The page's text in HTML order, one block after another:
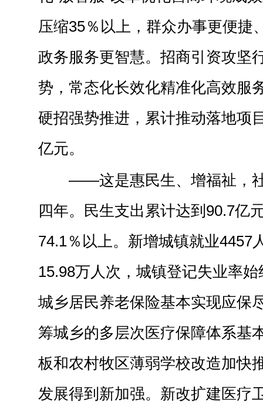
压缩35％以上，群众办事更便捷
政务服务更智慧。招商引资攻坚
势，常态化长效化精准化高效服
硬招强势推进，累计推动落地项
亿元。
——这是惠民生、增福祉，
四年。民生支出累计达到90.7亿
74.1％以上。新增城镇就业4457
15.98万人次，城镇登记失业率
城乡居民养老保险基本实现应保
筹城乡的多层次医疗保障体系基
板和农村牧区薄弱学校改造加快
发展得到新加强。新改扩建医疗